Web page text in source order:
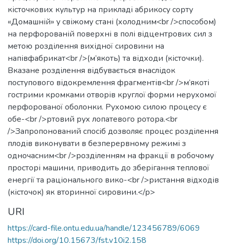
кісточкових культур на прикладі абрикосу сорту
«Домашній» у свіжому стані (холодним<br />способом)
на перфорованій поверхні в полі відцентрових сил з
метою розділення вихідної сировини на
напівфабрикат<br />(м’якоть) та відходи (кісточки).
Вказане розділення відбувається внаслідок
поступового відокремлення фрагментів<br />м’якоті
гострими кромками отворів круглої форми нерухомої
перфорованої оболонки. Рухомою силою процесу є
обе-<br />ртовий рух лопатевого ротора.<br
/>Запропонований спосіб дозволяє процес розділення
плодів виконувати в безперервному режимі з
одночасним<br />розділенням на фракції в робочому
просторі машини, приводить до зберігання теплової
енергії та раціонального вико-<br />ристання відходів
(кісточок) як вторинної сировини.</p>
URI
https://card-file.ontu.edu.ua/handle/123456789/6069
https://doi.org/10.15673/fst.v10i2.158